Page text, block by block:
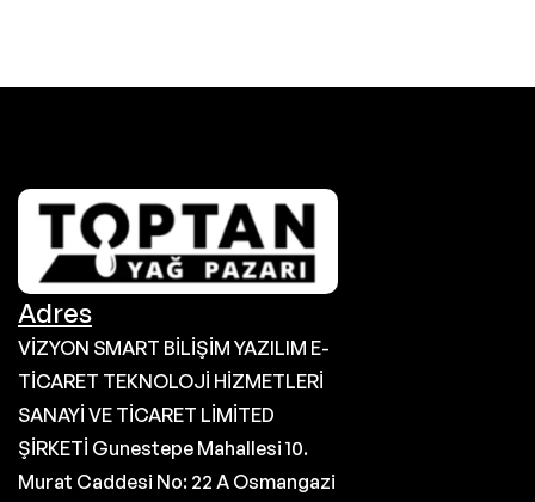
Adres
VİZYON SMART BİLİŞİM YAZILIM E-
TİCARET TEKNOLOJİ HİZMETLERİ
SANAYİ VE TİCARET LİMİTED
ŞİRKETİ Gunestepe Mahallesi 10.
Murat Caddesi No: 22 A Osmangazi